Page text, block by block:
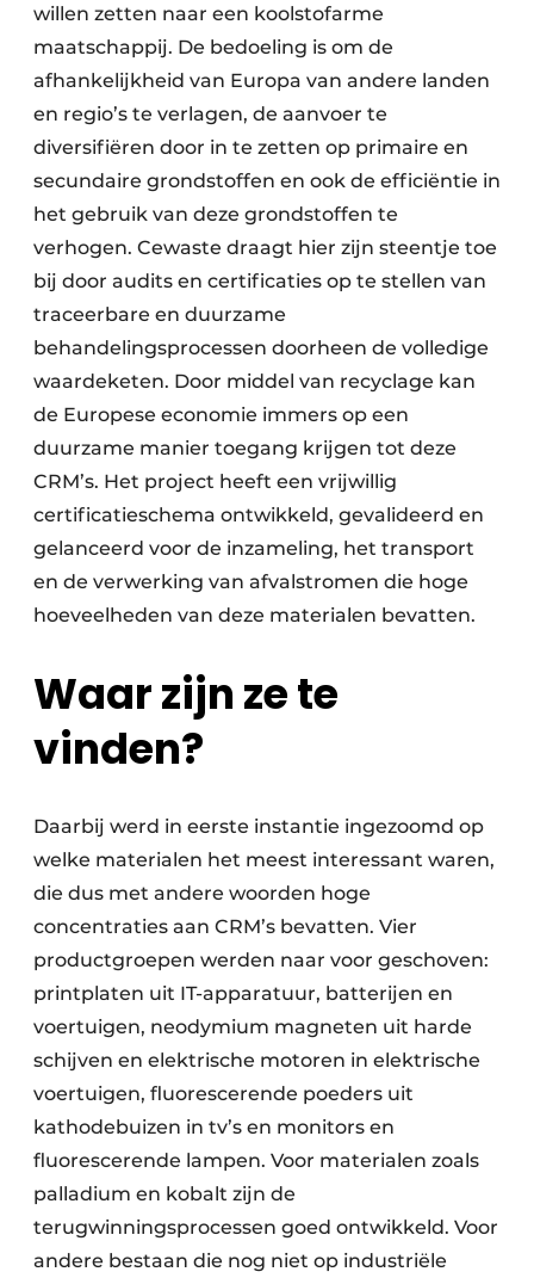
willen zetten naar een koolstofarme
maatschappij. De bedoeling is om de
afhankelijkheid van Europa van andere landen
en regio’s te verlagen, de aanvoer te
diversifiëren door in te zetten op primaire en
secundaire grondstoffen en ook de efficiëntie in
het gebruik van deze grondstoffen te
verhogen. Cewaste draagt hier zijn steentje toe
bij door audits en certificaties op te stellen van
traceerbare en duurzame
behandelingsprocessen doorheen de volledige
waardeketen. Door middel van recyclage kan
de Europese economie immers op een
duurzame manier toegang krijgen tot deze
CRM’s. Het project heeft een vrijwillig
certificatieschema ontwikkeld, gevalideerd en
gelanceerd voor de inzameling, het transport
en de verwerking van afvalstromen die hoge
hoeveelheden van deze materialen bevatten.
Waar zijn ze te
vinden?
Daarbij werd in eerste instantie ingezoomd op
welke materialen het meest interessant waren,
die dus met andere woorden hoge
concentraties aan CRM’s bevatten. Vier
productgroepen werden naar voor geschoven:
printplaten uit IT-apparatuur, batterijen en
voertuigen, neodymium magneten uit harde
schijven en elektrische motoren in elektrische
voertuigen, fluorescerende poeders uit
kathodebuizen in tv’s en monitors en
fluorescerende lampen. Voor materialen zoals
palladium en kobalt zijn de
terugwinningsprocessen goed ontwikkeld. Voor
andere bestaan die nog niet op industriële